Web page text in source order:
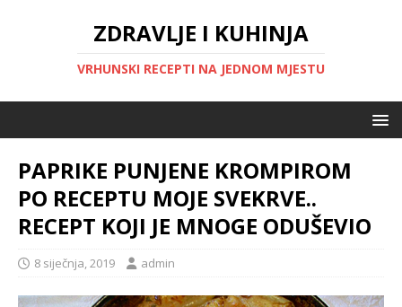
ZDRAVLJE I KUHINJA
VRHUNSKI RECEPTI NA JEDNOM MJESTU
PAPRIKE PUNJENE KROMPIROM
PO RECEPTU MOJE SVEKRVE..
RECEPT KOJI JE MNOGE ODUŠEVIO
8 siječnja, 2019 admin